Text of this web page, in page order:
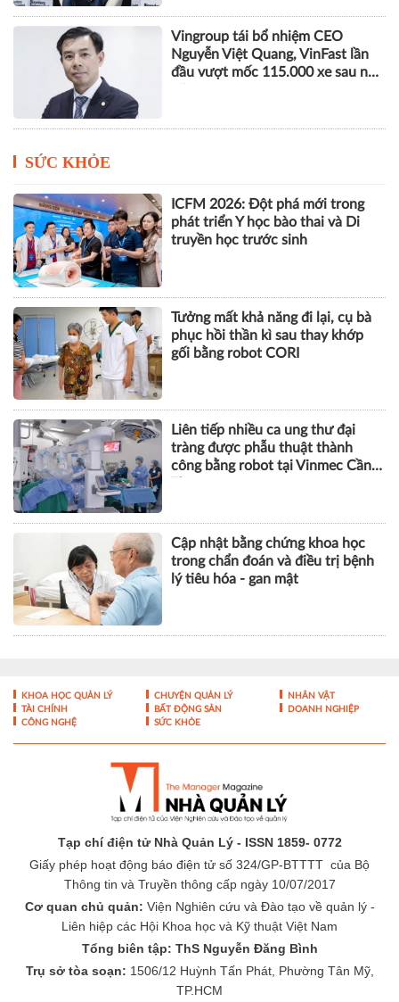
Vingroup tái bổ nhiệm CEO
Nguyễn Việt Quang, VinFast lần
đầu vượt mốc 115.000 xe sau nửa
SỨC KHỎE
ICFM 2026: Đột phá mới trong
phát triển Y học bào thai và Di
truyền học trước sinh
Tưởng mất khả năng đi lại, cụ bà
phục hồi thần kì sau thay khớp
gối bằng robot CORI
Liên tiếp nhiều ca ung thư đại
tràng được phẫu thuật thành
công bằng robot tại Vinmec Cần
Cập nhật bằng chứng khoa học
trong chẩn đoán và điều trị bệnh
lý tiêu hóa - gan mật
KHOA HỌC QUẢN LÝ CHUYỆN QUẢN LÝ
NHÂN VẬT
TÀI CHÍNH
BẤT ĐỘNG SẢN
DOANH NGHIỆP
CÔNG NGHỆ
SỨC KHỎE
Tạp chí điện tử Nhà Quản Lý - ISSN 1859- 0772
Giấy phép hoạt động báo điện tử số 324/GP-BTTTT của Bộ
Thông tin và Truyền thông cấp ngày 10/07/2017
Cơ quan chủ quản: Viện Nghiên cứu và Đào tạo về quản lý -
Liên hiệp các Hội Khoa học và Kỹ thuật Việt Nam
Tổng biên tập: ThS Nguyễn Đăng Bình
Trụ sở tòa soạn: 1506/12 Huỳnh Tấn Phát, Phường Tân Mỹ,
TP.HCM